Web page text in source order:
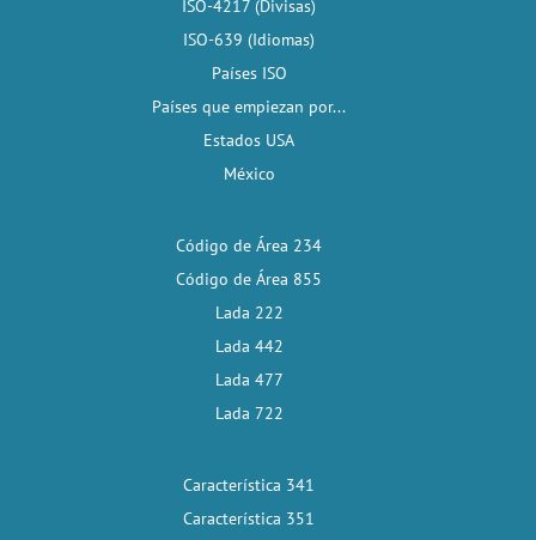
ISO-4217 (Divisas)
ISO-639 (Idiomas)
Países ISO
Países que empiezan por...
Estados USA
México
Código de Área 234
Código de Área 855
Lada 222
Lada 442
Lada 477
Lada 722
Característica 341
Característica 351